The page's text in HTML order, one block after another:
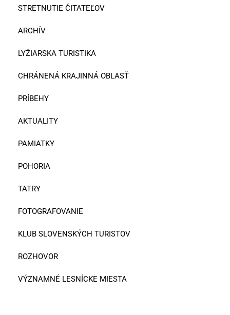
STRETNUTIE ČITATEĽOV
ARCHÍV
LYŽIARSKA TURISTIKA
CHRÁNENÁ KRAJINNÁ OBLASŤ
PRÍBEHY
AKTUALITY
PAMIATKY
POHORIA
TATRY
FOTOGRAFOVANIE
KLUB SLOVENSKÝCH TURISTOV
ROZHOVOR
VÝZNAMNÉ LESNÍCKE MIESTA